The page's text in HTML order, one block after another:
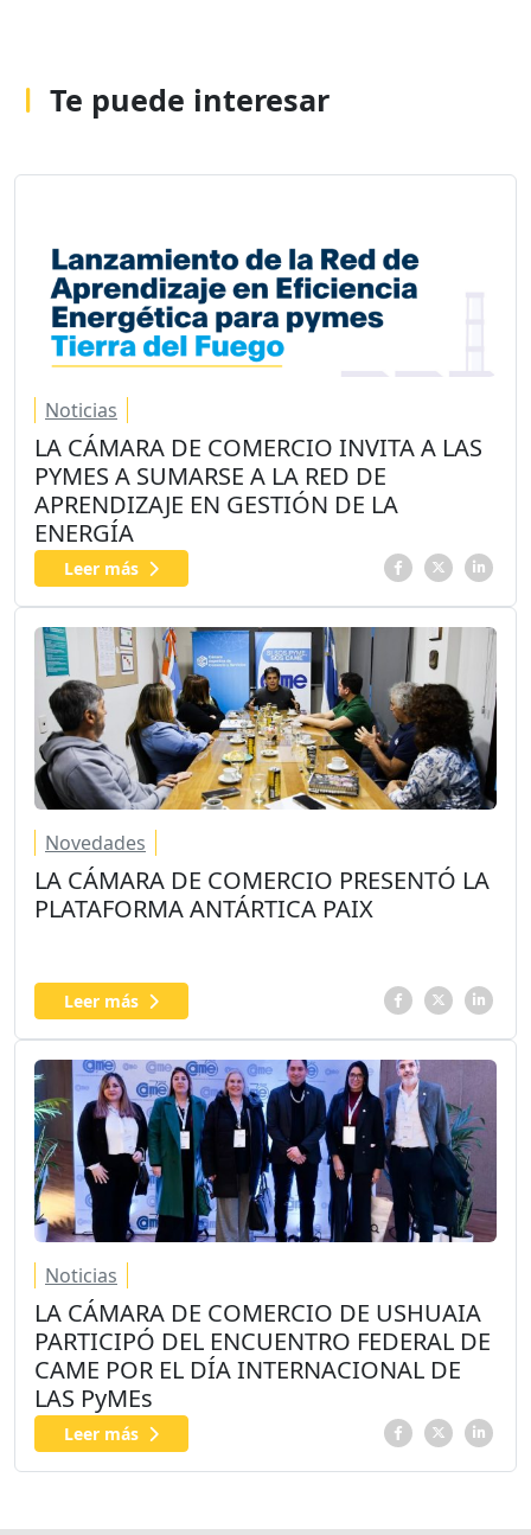
Te puede interesar
Noticias
LA CÁMARA DE COMERCIO INVITA A LAS
PYMES A SUMARSE A LA RED DE
APRENDIZAJE EN GESTIÓN DE LA
ENERGÍA
Leer más
Novedades
LA CÁMARA DE COMERCIO PRESENTÓ LA
PLATAFORMA ANTÁRTICA PAIX
Leer más
Noticias
LA CÁMARA DE COMERCIO DE USHUAIA
PARTICIPÓ DEL ENCUENTRO FEDERAL DE
CAME POR EL DÍA INTERNACIONAL DE
LAS PyMEs
Leer más